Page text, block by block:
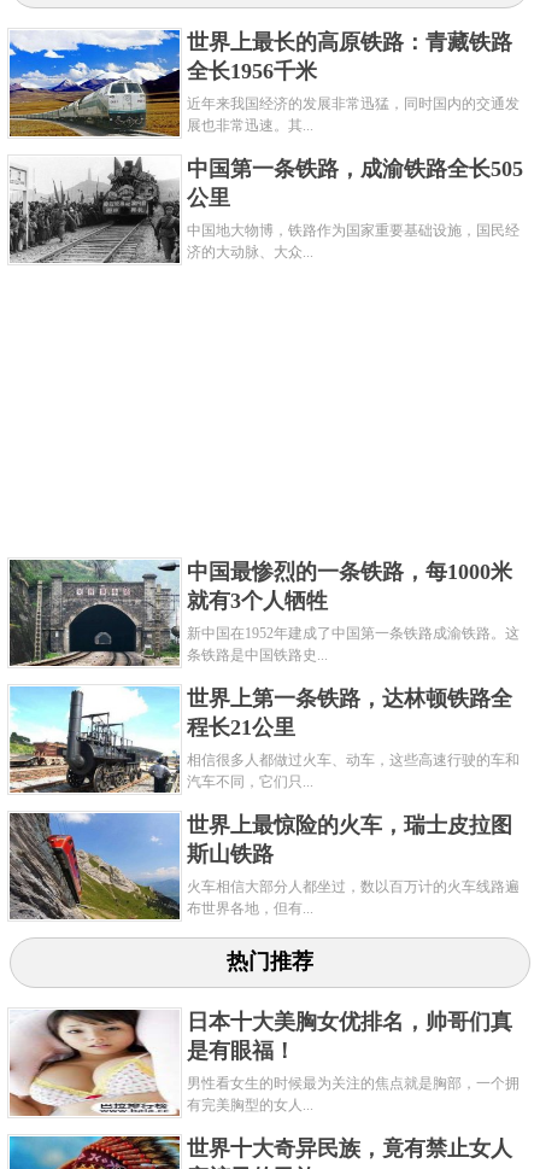
多，首先确定轨道和车辆是否畅通，关闭平台门，然
后启动车厢，监控车厢的运行。随时查看路况，在上
车的时候还有工作人员专门检查车票才能上车，由于
安吉尔火车外观美丽，历史悠久，逐渐成为了洛杉矶
的地标式建筑。在2000年10月13日被添加到国家史迹
名录中。
随后也有很多拍摄电影的场景都是在这里取景拍摄
的，天使铁路曾经在100多部影片中都有它的身影，例
如1949年的《十字交锋》、以及2011年上映的《布偶
演播室》中。而最为人所熟悉的应该是电影《爱乐之
城》中的天使铁路，电影将天使铁路作为代表性的场
景，使得其名声再度大躁。许多影迷前去游览欣赏。
关键字：铁路
世界上最长的高原铁路：青藏铁路
全长1956千米
近年来我国经济的发展非常迅猛，同时国内的交通发
展也非常迅速。其...
中国第一条铁路，成渝铁路全长505
公里
中国地大物博，铁路作为国家重要基础设施，国民经
济的大动脉、大众...
中国最惨烈的一条铁路，每1000米
就有3个人牺牲
新中国在1952年建成了中国第一条铁路成渝铁路。这
条铁路是中国铁路史...
世界上第一条铁路，达林顿铁路全
程长21公里
相信很多人都做过火车、动车，这些高速行驶的车和
汽车不同，它们只...
世界上最惊险的火车，瑞士皮拉图
斯山铁路
火车相信大部分人都坐过，数以百万计的火车线路遍
布世界各地，但有...
热门推荐
日本十大美胸女优排名，帅哥们真
是有眼福！
男性看女生的时候最为关注的焦点就是胸部，一个拥
有完美胸型的女人...
世界十大奇异民族，竟有禁止女人